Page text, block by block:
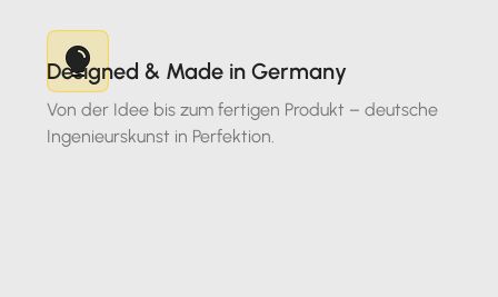
Designed & Made in Germany
Von der Idee bis zum fertigen Produkt – deutsche
Ingenieurskunst in Perfektion.